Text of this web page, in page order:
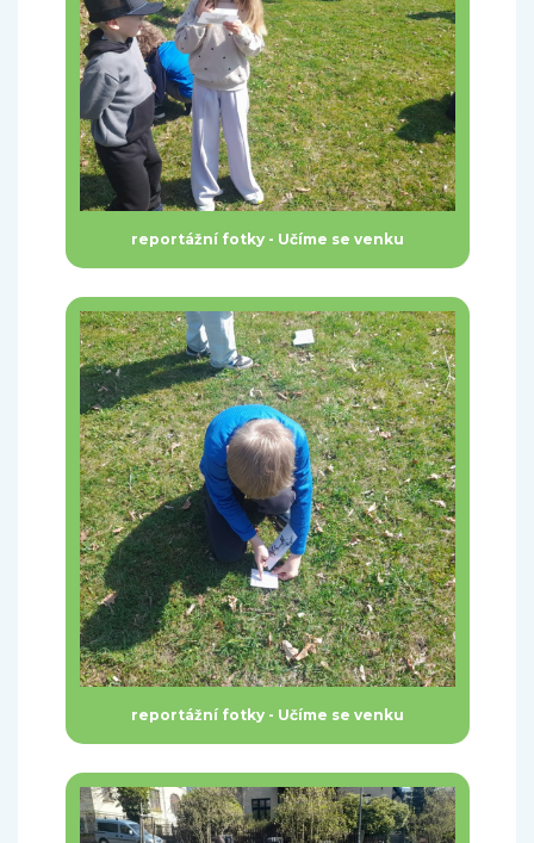
reportážní fotky - Učíme se venku
reportážní fotky - Učíme se venku